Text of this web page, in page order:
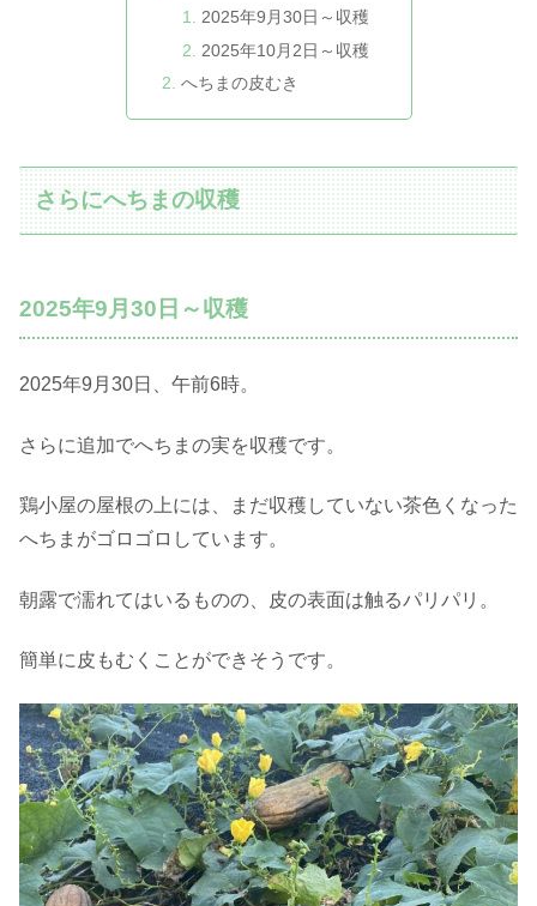
2025年9月30日～収穫
2025年10月2日～収穫
へちまの皮むき
さらにへちまの収穫
2025年9月30日～収穫
2025年9月30日、午前6時。
さらに追加でへちまの実を収穫です。
鶏小屋の屋根の上には、まだ収穫していない茶色くなった
へちまがゴロゴロしています。
朝露で濡れてはいるものの、皮の表面は触るパリパリ。
簡単に皮もむくことができそうです。